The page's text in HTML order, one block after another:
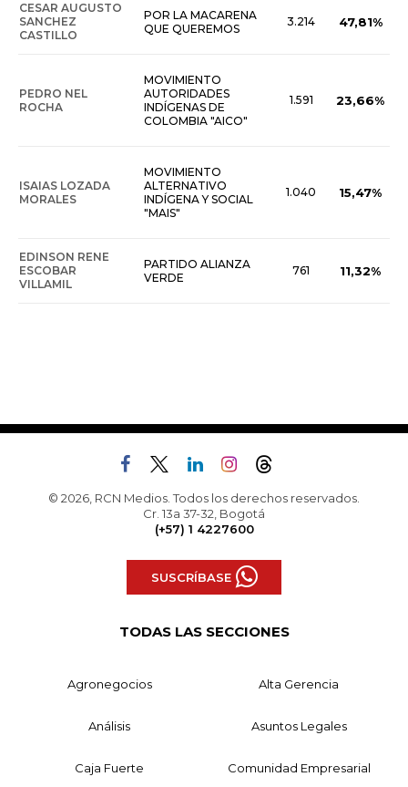
CESAR AUGUSTO
SANCHEZ
CASTILLO
POR LA MACARENA
QUE QUEREMOS
3.214 47,81%
PEDRO NEL
ROCHA
MOVIMIENTO
AUTORIDADES
INDÍGENAS DE
COLOMBIA "AICO"
1.591 23,66%
ISAIAS LOZADA
MORALES
MOVIMIENTO
ALTERNATIVO
INDÍGENA Y SOCIAL
"MAIS"
1.040 15,47%
EDINSON RENE
ESCOBAR
VILLAMIL
PARTIDO ALIANZA
VERDE
761 11,32%
© 2026, RCN Medios. Todos los derechos reservados.
Cr. 13a 37-32, Bogotá
(+57) 1 4227600
SUSCRÍBASE
TODAS LAS SECCIONES
Agronegocios Alta Gerencia
Análisis Asuntos Legales
Caja Fuerte Comunidad Empresarial